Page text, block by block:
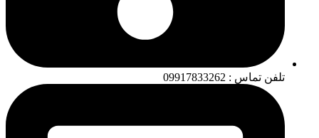
تلفن تماس : 09917833262